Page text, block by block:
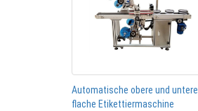
Automatische obere und untere
flache Etikettiermaschine